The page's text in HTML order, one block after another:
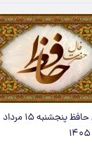
فال حافظ پنجشنبه ۱۵ مرداد